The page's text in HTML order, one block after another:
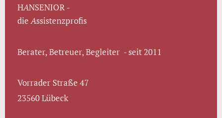
HANSENIOR -
dieAssistenzprofis
Berater, Betreuer, Begleiter - seit 2011
Vorrader Straße 47
23560 Lübeck